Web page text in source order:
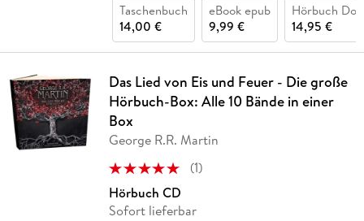
Taschenbuch
14,00 €
eBook epub
9,99 €
Hörbuch
14,95 €
Das Lied von Eis und Feuer - Die große
Hörbuch-Box: Alle 10 Bände in einer
Box
George R.R. Martin
(1)
Hörbuch CD
Sofort lieferbar